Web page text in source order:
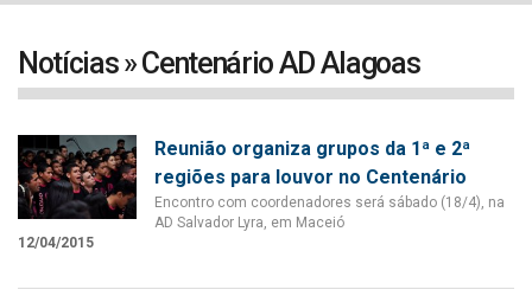
Notícias » Centenário AD Alagoas
Reunião organiza grupos da 1ª e 2ª
regiões para louvor no Centenário
Encontro com coordenadores será sábado (18/4), na
AD Salvador Lyra, em Maceió
12/04/2015